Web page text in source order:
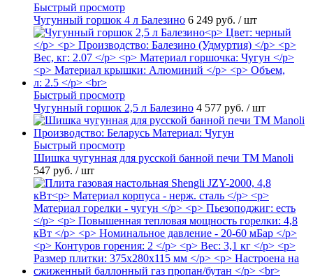
Быстрый просмотр
Чугунный горшок 4 л Балезино 6 249 руб. / шт
Быстрый просмотр
Чугунный горшок 2,5 л Балезино 4 577 руб. / шт
Быстрый просмотр
Шишка чугунная для русской банной печи ТМ Manoli
547 руб. / шт